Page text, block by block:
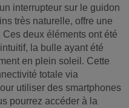
interrupteur sur le guidon
très naturelle, offre une
deux éléments ont été
la bulle ayant été
en plein soleil. Cette
totale via
utiliser des smartphones
pourrez accéder à la